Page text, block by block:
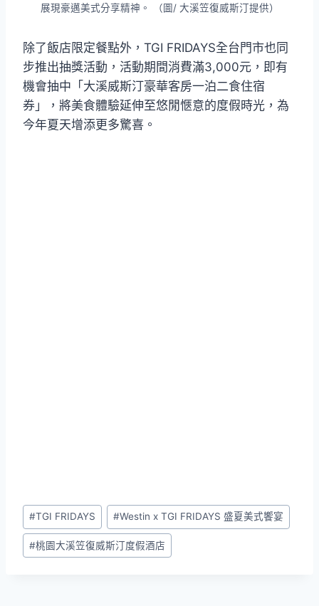
展現豪邁美式分享精神。 （圖/ 大溪笠復威斯汀提供）
除了飯店限定餐點外，TGI FRIDAYS全台門市也同
步推出抽獎活動，活動期間消費滿3,000元，即有
機會抽中「大溪威斯汀豪華客房一泊二食住宿
券」，將美食體驗延伸至悠閒愜意的度假時光，為
今年夏天增添更多驚喜。
Post
Tags:
#TGI FRIDAYS #Westin x TGI FRIDAYS 盛夏美式饗宴
#桃園大溪笠復威斯汀度假酒店